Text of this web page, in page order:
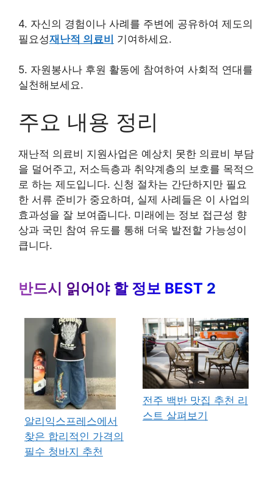
4. 자신의 경험이나 사례를 주변에 공유하여 제도의
필요성재난적 의료비 기여하세요.
5. 자원봉사나 후원 활동에 참여하여 사회적 연대를
실천해보세요.
주요 내용 정리
재난적 의료비 지원사업은 예상치 못한 의료비 부담
을 덜어주고, 저소득층과 취약계층의 보호를 목적으
로 하는 제도입니다. 신청 절차는 간단하지만 필요
한 서류 준비가 중요하며, 실제 사례들은 이 사업의
효과성을 잘 보여줍니다. 미래에는 정보 접근성 향
상과 국민 참여 유도를 통해 더욱 발전할 가능성이
큽니다.
반드시 읽어야 할 정보 BEST 2
알리익스프레스에서
찾은 합리적인 가격의
필수 청바지 추천
전주 백반 맛집 추천 리
스트 살펴보기